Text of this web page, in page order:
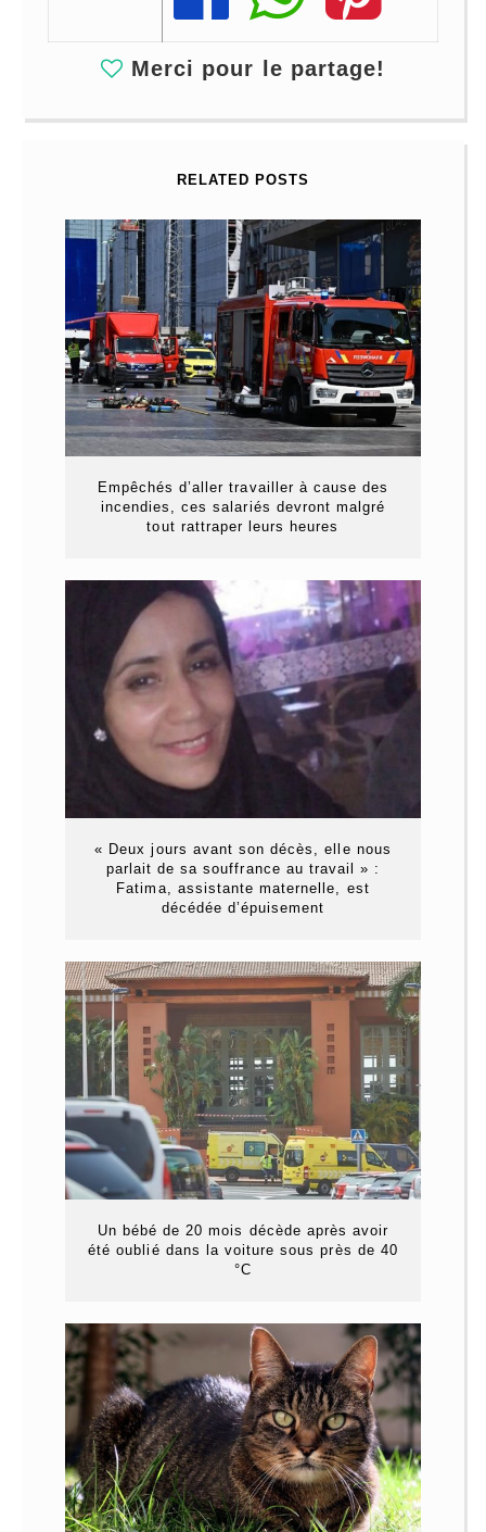
Merci pour le partage!
RELATED POSTS
Empêchés d’aller travailler à cause des
incendies, ces salariés devront malgré
tout rattraper leurs heures
« Deux jours avant son décès, elle nous
parlait de sa souffrance au travail » :
Fatima, assistante maternelle, est
décédée d’épuisement
Un bébé de 20 mois décède après avoir
été oublié dans la voiture sous près de 40
°C